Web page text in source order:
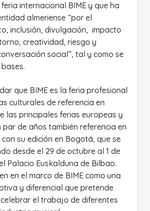
internacional BIME y que ha
almeriense “por el
inclusión, divulgación, impacto
creatividad, riesgo y
social”, tal y como se
que BIME es la feria profesional
culturales de referencia en
las principales ferias europeas y
par de años también referencia en
su edición en Bogotá, que se
desde el 29 de octubre al 1 de
Palacio Euskalduna de Bilbao.
en el marco de BIME como una
y diferencial que pretende
el trabajo de diferentes